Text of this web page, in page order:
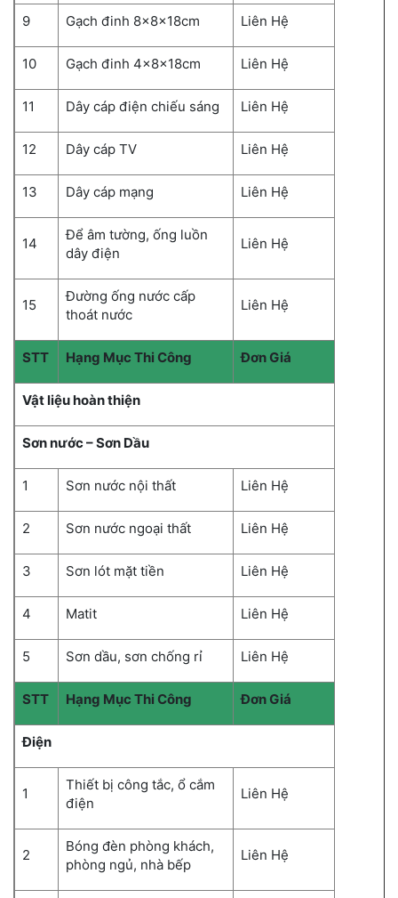
9 Gạch đinh 8x8x18cm Liên Hệ
10 Gạch đinh 4x8x18cm Liên Hệ
11 Dây cáp điện chiếu sáng Liên Hệ
12 Dây cáp TV Liên Hệ
13 Dây cáp mạng Liên Hệ
14
Để âm tường, ống luồn
dây điện
Liên Hệ
15
Đường ống nước cấp
thoát nước
Liên Hệ
STT Hạng Mục Thi Công Đơn Giá
Vật liệu hoàn thiện
Sơn nước – Sơn Dầu
1 Sơn nước nội thất Liên Hệ
2 Sơn nước ngoại thất Liên Hệ
3 Sơn lót mặt tiền Liên Hệ
4 Matit Liên Hệ
5 Sơn dầu, sơn chống rỉ Liên Hệ
STT Hạng Mục Thi Công Đơn Giá
Điện
1
Thiết bị công tắc, ổ cắm
điện
Liên Hệ
2
Bóng đèn phòng khách,
phòng ngủ, nhà bếp
Liên Hệ